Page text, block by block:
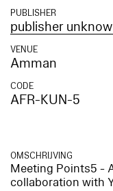
PUBLISHER
publisher
VENUE
Amman
CODE
AFR-KUN-5
OMSCHRIJVING
Meeting Points5 -
collaboration with